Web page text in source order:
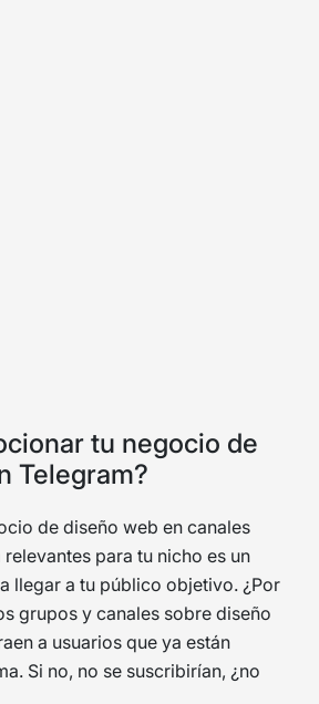
tu negocio de
Telegram?
de diseño web en canales
para tu nicho es un
llegar a tu público objetivo. ¿Por
grupos y canales sobre diseño
a usuarios que ya están
Si no, no se suscribirían, ¿no